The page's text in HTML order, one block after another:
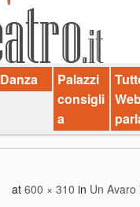
Danza
Palazzi
consigli
a
at 600 × 310 in Un Avaro